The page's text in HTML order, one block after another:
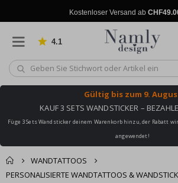
Kostenloser Versand ab
4.1 von 1030 Bewertungen
Gültig bis zum 9.
KAUF 3 SETS WANDSTICKER –
Füge 3 Sets Wandsticker deinem Warenkorb hinzu, der Rabatt
angewendet!
WANDTATTOOS
PERSONALISIERTE WANDTATTOOS &